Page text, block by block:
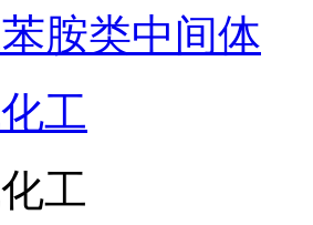
胺类中间体
工
工